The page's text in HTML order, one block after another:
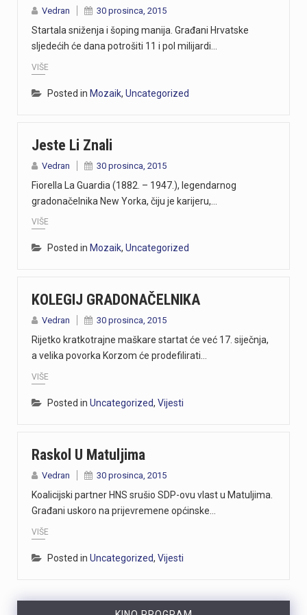
Vedran 30 prosinca, 2015
Startala sniženja i šoping manija. Građani Hrvatske
sljedećih će dana potrošiti 11 i pol milijardi…
VIŠE
Posted in Mozaik, Uncategorized
Jeste Li Znali
Vedran 30 prosinca, 2015
Fiorella La Guardia (1882. – 1947.), legendarnog
gradonačelnika New Yorka, čiju je karijeru,…
VIŠE
Posted in Mozaik, Uncategorized
KOLEGIJ GRADONAČELNIKA
Vedran 30 prosinca, 2015
Rijetko kratkotrajne maškare startat će već 17. siječnja,
a velika povorka Korzom će prodefilirati…
VIŠE
Posted in Uncategorized, Vijesti
Raskol U Matuljima
Vedran 30 prosinca, 2015
Koalicijski partner HNS srušio SDP-ovu vlast u Matuljima.
Građani uskoro na prijevremene općinske…
VIŠE
Posted in Uncategorized, Vijesti